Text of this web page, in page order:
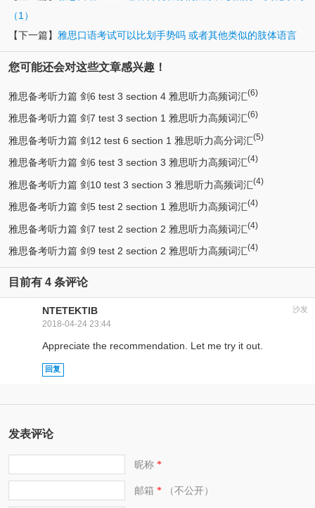
（1）
【下一篇】 雅思口语考试可以比划手势吗 或者其他类似的肢体语言
您可能还会对这些文章感兴趣！
雅思备考听力篇 剑6 test 3 section 4 雅思听力高频词汇(6)
雅思备考听力篇 剑7 test 3 section 1 雅思听力高频词汇(6)
雅思备考听力篇 剑12 test 6 section 1 雅思听力高分词汇(5)
雅思备考听力篇 剑6 test 3 section 3 雅思听力高频词汇(4)
雅思备考听力篇 剑10 test 3 section 3 雅思听力高频词汇(4)
雅思备考听力篇 剑5 test 2 section 1 雅思听力高频词汇(4)
雅思备考听力篇 剑7 test 2 section 2 雅思听力高频词汇(4)
雅思备考听力篇 剑9 test 2 section 2 雅思听力高频词汇(4)
目前有 4 条评论
沙发
ΝΤΕΤΕΚΤΙΒ
2018-04-24 23:44
Appreciate the recommendation. Let me try it out.
回复
发表评论
昵称*
邮箱 *（不公开）